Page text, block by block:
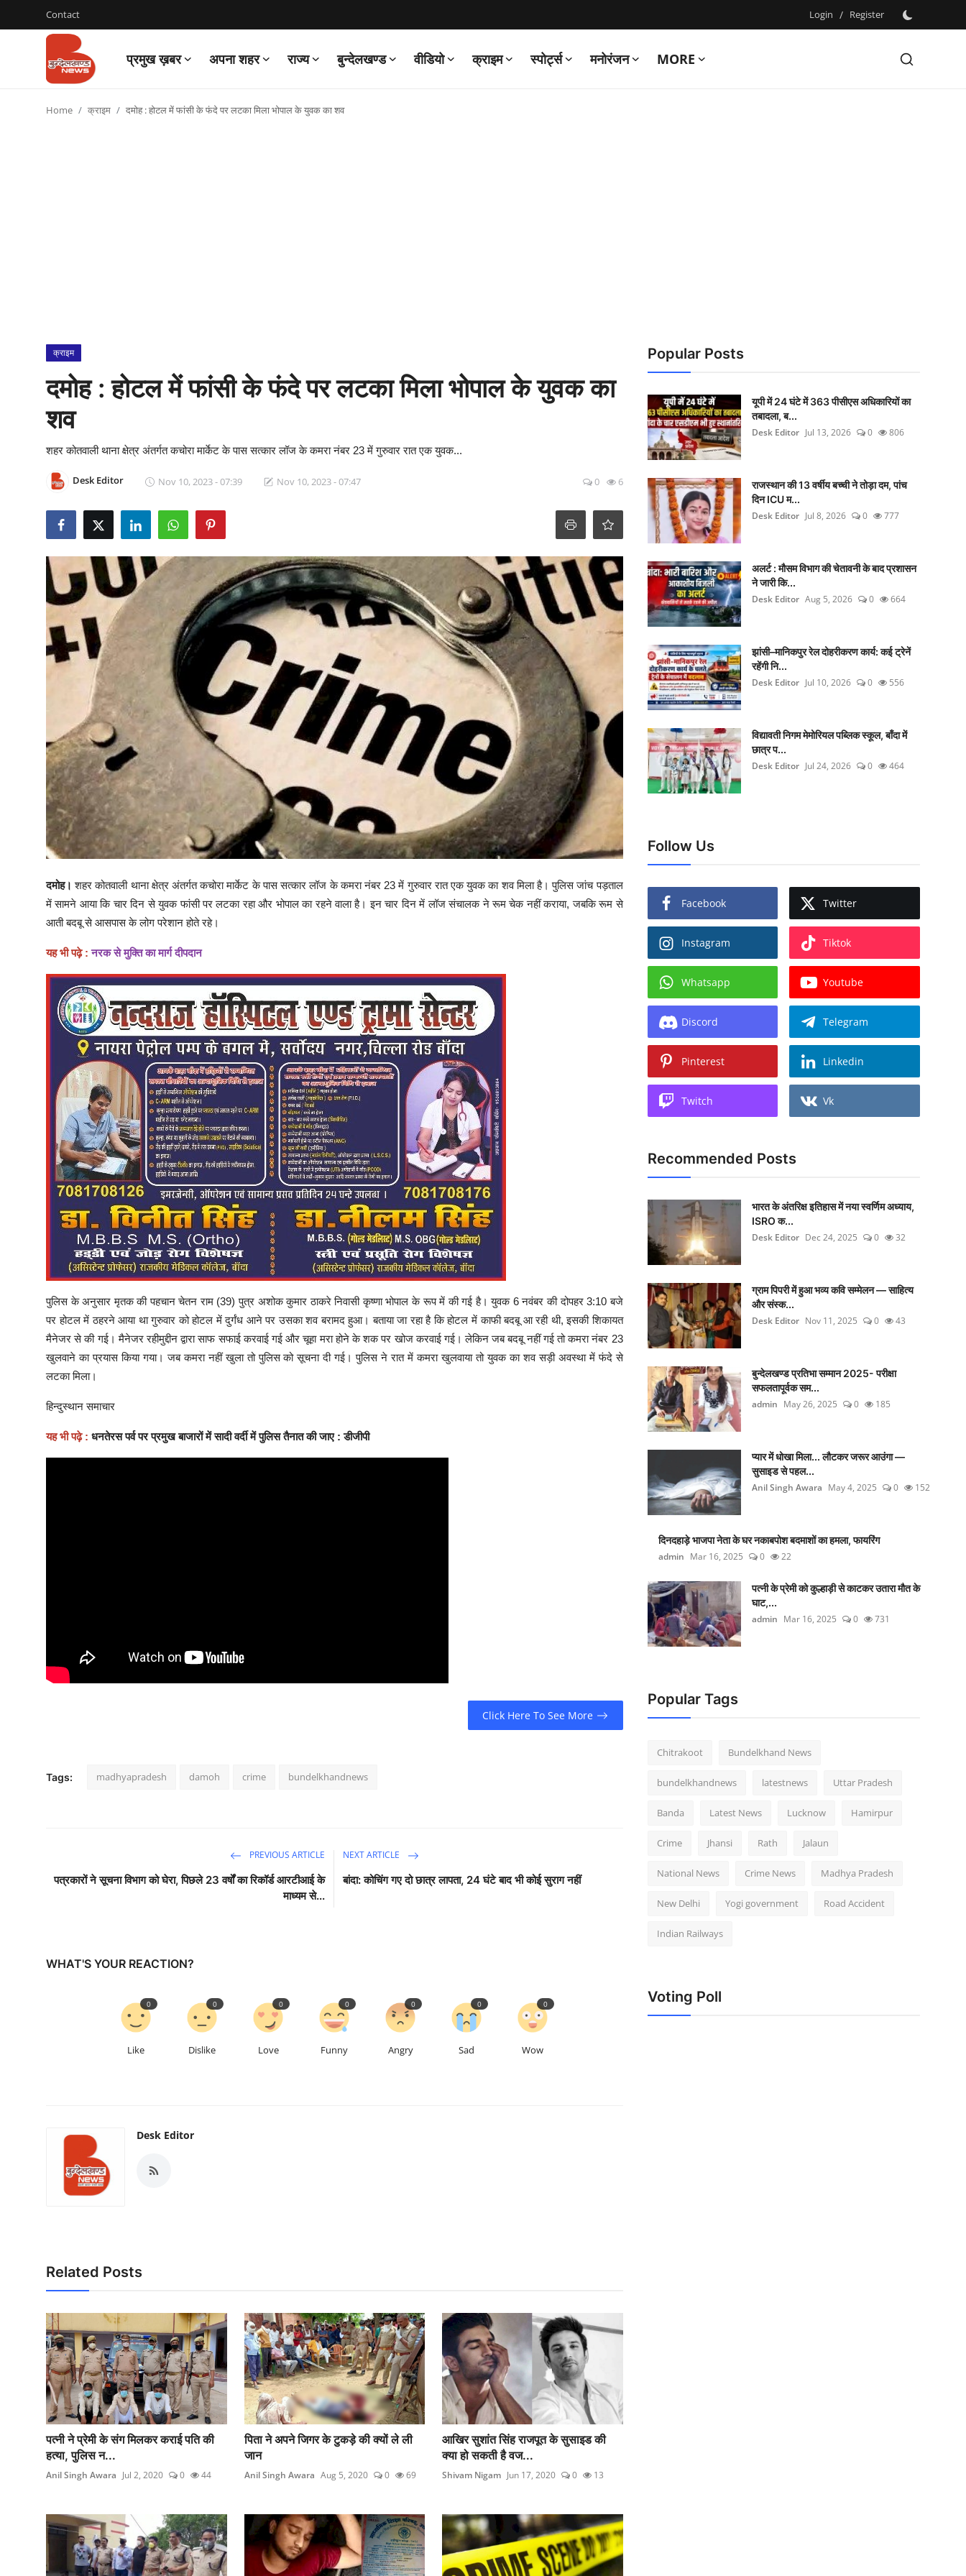
Contact Login / Register
प्रमुख ख़बर अपना शहर राज्य बुन्देलखण्ड वीडियो क्राइम स्पोर्ट्स मनोरंजन MORE
Login
Home क्राइम दमोह : होटल में फांसी के फंदे पर लटका मिला भोपाल के युवक का शव
क्राइम
दमोह : होटल में फांसी के फंदे पर लटका मिला भोपाल के युवक का
शव
शहर कोतवाली थाना क्षेत्र अंतर्गत कचोरा मार्केट के पास सत्कार लॉज के कमरा नंबर 23 में गुरुवार रात एक युवक...
Desk Editor Nov 10, 2023 - 07:39 Nov 10, 2023 - 07:47 0 6
दमोह। शहर कोतवाली थाना क्षेत्र अंतर्गत कचोरा मार्केट के पास सत्कार लॉज के कमरा नंबर 23 में गुरुवार रात एक युवक का शव मिला है। पुलिस जांच पड़ताल
में सामने आया कि चार दिन से युवक फांसी पर लटका रहा और भोपाल का रहने वाला है। इन चार दिन में लॉज संचालक ने रूम चेक नहीं कराया, जबकि रूम से
आती बदबू से आसपास के लोग परेशान होते रहे।
यह भी पढ़े : नरक से मुक्ति का मार्ग दीपदान
पुलिस के अनुसार मृतक की पहचान चेतन राम (39) पुत्र अशोक कुमार ठाकरे निवासी कृष्णा भोपाल के रूप में की गई है। युवक 6 नवंबर की दोपहर 3:10 बजे
पर होटल में ठहरने आया था गुरुवार को होटल में दुर्गंध आने पर उसका शव बरामद हुआ। बताया जा रहा है कि होटल में काफी बदबू आ रही थी, इसकी शिकायत
मैनेजर से की गई। मैनेजर रहीमुद्दीन द्वारा साफ सफाई करवाई गई और चूहा मरा होने के शक पर खोज करवाई गई। लेकिन जब बदबू नहीं गई तो कमरा नंबर 23
खुलवाने का प्रयास किया गया। जब कमरा नहीं खुला तो पुलिस को सूचना दी गई। पुलिस ने रात में कमरा खुलवाया तो युवक का शव सड़ी अवस्था में फंदे से
लटका मिला।
हिन्दुस्थान समाचार
यह भी पढ़े : धनतेरस पर्व पर प्रमुख बाजारों में सादी वर्दी में पुलिस तैनात की जाए : डीजीपी
Click Here To See More
Tags: madhyapradesh damoh crime bundelkhandnews
PREVIOUS ARTICLE
पत्रकारों ने सूचना विभाग को घेरा, पिछले 23 वर्षों का रिकॉर्ड आरटीआई के
माध्यम से...
NEXT ARTICLE
बांदा: कोचिंग गए दो छात्र लापता, 24 घंटे बाद भी कोई सुराग नहीं
WHAT'S YOUR REACTION?
Like
0
Dislike
0
Love
0
Funny
0
Angry
0
Sad
0
Wow
0
Desk Editor
Related Posts
पत्नी ने प्रेमी के संग मिलकर कराई पति की
हत्या, पुलिस न...
Anil Singh Awara Jul 2, 2020 0 44
पिता ने अपने जिगर के टुकड़े की क्यों ले ली
जान
Anil Singh Awara Aug 5, 2020 0 69
आखिर सुशांत सिंह राजपूत के सुसाइड की
क्या हो सकती है वज...
Shivam Nigam Jun 17, 2020 0 13
Popular Posts
यूपी में 24 घंटे में 363 पीसीएस अधिकारियों का
तबादला, ब...
Desk Editor Jul 13, 2026 0 806
राजस्थान की 13 वर्षीय बच्ची ने तोड़ा दम, पांच
दिन ICU म...
Desk Editor Jul 8, 2026 0 777
अलर्ट : मौसम विभाग की चेतावनी के बाद प्रशासन
ने जारी कि...
Desk Editor Aug 5, 2026 0 664
झांसी–मानिकपुर रेल दोहरीकरण कार्य: कई ट्रेनें
रहेंगी नि...
Desk Editor Jul 10, 2026 0 556
विद्यावती निगम मेमोरियल पब्लिक स्कूल, बाँदा में
छात्र प...
Desk Editor Jul 24, 2026 0 464
Follow Us
Facebook Twitter
Instagram Tiktok
Whatsapp Youtube
Discord Telegram
Pinterest Linkedin
Twitch Vk
Recommended Posts
भारत के अंतरिक्ष इतिहास में नया स्वर्णिम अध्याय,
ISRO क...
Desk Editor Dec 24, 2025 0 32
ग्राम पिपरी में हुआ भव्य कवि सम्मेलन — साहित्य
और संस्क...
Desk Editor Nov 11, 2025 0 43
बुन्देलखण्ड प्रतिभा सम्मान 2025- परीक्षा
सफलतापूर्वक सम...
admin May 26, 2025 0 185
प्यार में धोखा मिला... लौटकर जरूर आउंगा —
सुसाइड से पहल...
Anil Singh Awara May 4, 2025 0 152
दिनदहाड़े भाजपा नेता के घर नकाबपोश बदमाशों का हमला, फायरिंग
admin Mar 16, 2025 0 22
पत्नी के प्रेमी को कुल्हाड़ी से काटकर उतारा मौत के
घाट,...
admin Mar 16, 2025 0 731
Popular Tags
Chitrakoot Bundelkhand News
bundelkhandnews latestnews Uttar Pradesh
Banda Latest News Lucknow Hamirpur
Crime Jhansi Rath Jalaun
National News Crime News Madhya Pradesh
New Delhi Yogi government Road Accident
Indian Railways
Voting Poll